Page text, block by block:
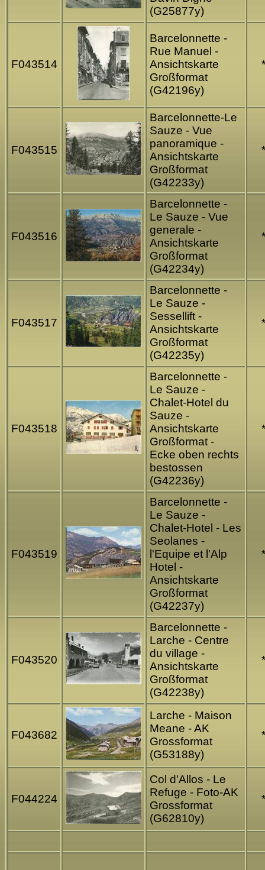
(G25877y)
F043514
Barcelonnette -
Rue Manuel -
Ansichtskarte
Großformat
(G42196y)
*
F043515
Barcelonnette-Le
Sauze - Vue
panoramique -
Ansichtskarte
Großformat
(G42233y)
*
F043516
Barcelonnette -
Le Sauze - Vue
generale -
Ansichtskarte
Großformat
(G42234y)
*
F043517
Barcelonnette -
Le Sauze -
Sessellift -
Ansichtskarte
Großformat
(G42235y)
*
F043518
Barcelonnette -
Le Sauze -
Chalet-Hotel du
Sauze -
Ansichtskarte
Großformat -
Ecke oben rechts
bestossen
(G42236y)
*
F043519
Barcelonnette -
Le Sauze -
Chalet-Hotel - Les
Seolanes -
l'Equipe et l'Alp
Hotel -
Ansichtskarte
Großformat
(G42237y)
*
F043520
Barcelonnette -
Larche - Centre
du village -
Ansichtskarte
Großformat
(G42238y)
*
F043682
Larche - Maison
Meane - AK
Grossformat
(G53188y)
*
F044224
Col d'Allos - Le
Refuge - Foto-AK
Grossformat
(G62810y)
*